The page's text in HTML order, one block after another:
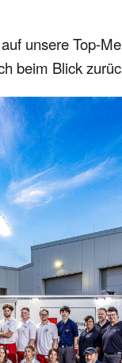
unsere Top-
beim Blick